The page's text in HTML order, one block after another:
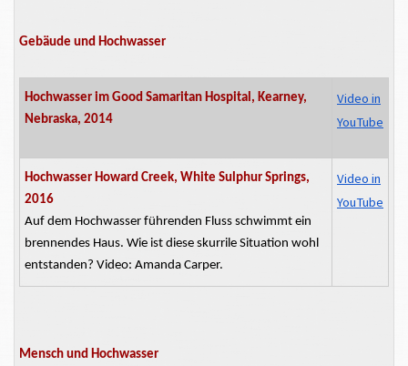
Gebäude und Hochwasser
Hochwasser im Good Samaritan Hospital, Kearney,
Nebraska, 2014
Video in
YouTube
Hochwasser Howard Creek, White Sulphur Springs,
2016
Auf dem Hochwasser führenden Fluss schwimmt ein
brennendes Haus. Wie ist diese skurrile Situation wohl
entstanden? Video: Amanda Carper.
Video in
YouTube
Mensch und Hochwasser